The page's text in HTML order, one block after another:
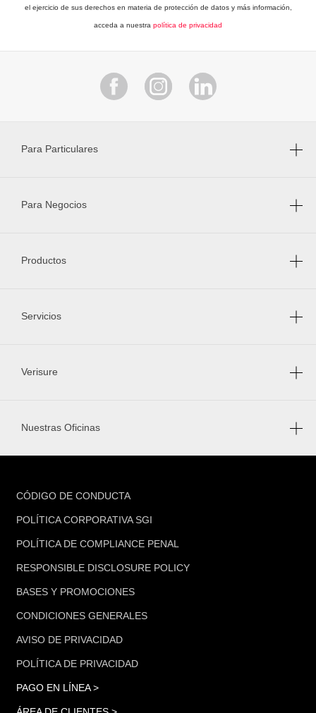
el ejercicio de sus derechos en materia de protección de datos y más información,
acceda a nuestra política de privacidad
Para Particulares
Para Negocios
Productos
Servicios
Verisure
Nuestras Oficinas
FOOTER
CÓDIGO DE CONDUCTA
POLÍTICA CORPORATIVA SGI
POLÍTICA DE COMPLIANCE PENAL
RESPONSIBLE DISCLOSURE POLICY
BASES Y PROMOCIONES
CONDICIONES GENERALES
AVISO DE PRIVACIDAD
POLÍTICA DE PRIVACIDAD
PAGO EN LÍNEA >